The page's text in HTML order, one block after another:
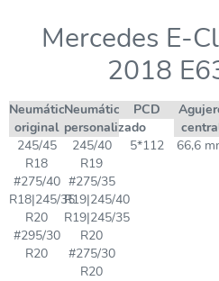
Mercedes E-
2018
Neumático
original
Neumático
personalizado
PCD
245/45
R18
#275/40
R18|245/35
R20
#295/30
R20
245/40
R19
#275/35
R19|245/40
R19|245/35
R20
#275/30
R20
5*112 66,6